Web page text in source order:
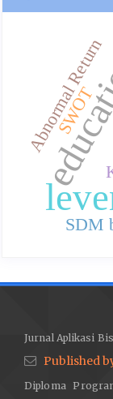
SWOT
Abnormal Return
SDM
Jurnal Aplikasi
Published
Diploma